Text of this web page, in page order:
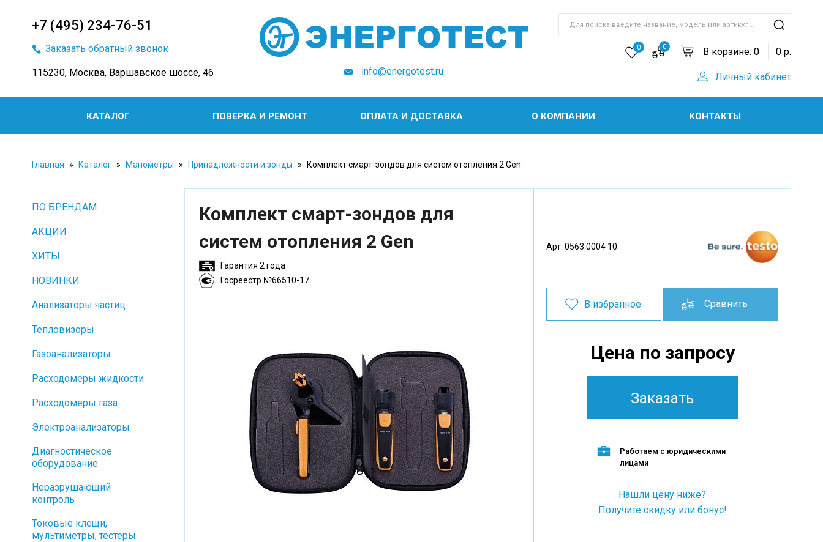
+7 (495) 234-76-51
Заказать обратный звонок
115230, Москва, Варшавское шоссе, 46 info@energotest.ru
0 0 В корзине: 0 0 р.
Личный кабинет
КАТАЛОГ ПОВЕРКА И РЕМОНТ ОПЛАТА И ДОСТАВКА О КОМПАНИИ КОНТАКТЫ
Главная » Каталог » Манометры » Принадлежности и зонды » Комплект смарт-зондов для систем отопления 2 Gen
Комплект смарт-зондов для
систем отопления 2 Gen
Гарантия 2 года
Госреестр №66510-17
Арт. 0563 0004 10
В избранное Сравнить
Цена по запросу
Заказать
Работаем с юридическими
лицами
Нашли цену ниже?
Получите скидку или бонус!
ПО БРЕНДАМ
АКЦИИ
ХИТЫ
НОВИНКИ
Анализаторы частиц
Тепловизоры
Газоанализаторы
Расходомеры жидкости
Расходомеры газа
Электроанализаторы
Диагностическое
оборудование
Неразрушающий
контроль
Токовые клещи,
мультиметры, тестеры